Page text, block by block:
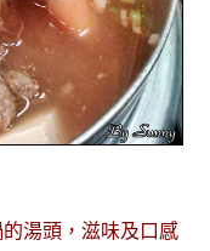
湯頭，滋味及口感